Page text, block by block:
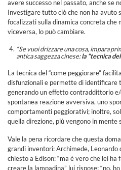
avere successo nel passato, anche se
Investigare tutto ciò che non ha avuto
focalizzati sulla dinamica concreta che
viceversa, lo può cambiare.
“Se vuoi drizzare una cosa, impara
antica saggezza cinese:la “tecnica
La tecnica del “come peggiorare”
disfunzionali e permette di identificare
generando un effetto contraddittorio
spontanea reazione avversiva, uno
comportamenti peggiorativi; inoltre,
quella direzione, più vengono in mente
Vale la pena ricordare che questa
grandi inventori: Archimede, Leonardo
chiesto a Edison: “ma è vero che lei
creare la lampadina” lui rispose: “no,